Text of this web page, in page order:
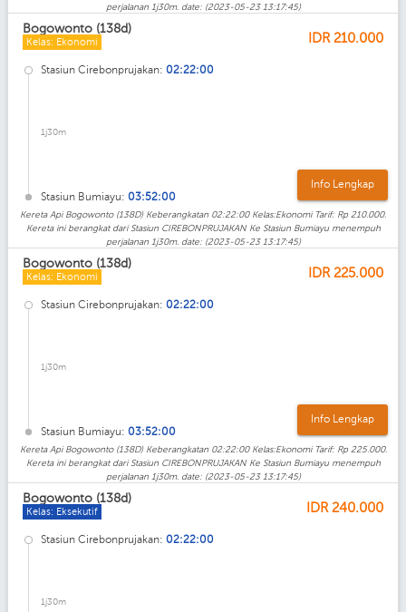
perjalanan 1j30m. date: (2023-05-23 13:17:45)
Bogowonto (138d)
Kelas: Ekonomi IDR 210.000
Stasiun Cirebonprujakan: 02:22:00
1j30m
Stasiun Bumiayu: 03:52:00
Info Lengkap
Kereta Api Bogowonto (138D) Keberangkatan 02:22:00 Kelas:Ekonomi Tarif: Rp 210.000.
Kereta ini berangkat dari Stasiun CIREBONPRUJAKAN Ke Stasiun Bumiayu menempuh
perjalanan 1j30m. date: (2023-05-23 13:17:45)
Bogowonto (138d)
Kelas: Ekonomi IDR 225.000
Stasiun Cirebonprujakan: 02:22:00
1j30m
Stasiun Bumiayu: 03:52:00
Info Lengkap
Kereta Api Bogowonto (138D) Keberangkatan 02:22:00 Kelas:Ekonomi Tarif: Rp 225.000.
Kereta ini berangkat dari Stasiun CIREBONPRUJAKAN Ke Stasiun Bumiayu menempuh
perjalanan 1j30m. date: (2023-05-23 13:17:45)
Bogowonto (138d)
Kelas: Eksekutif IDR 240.000
Stasiun Cirebonprujakan: 02:22:00
1j30m